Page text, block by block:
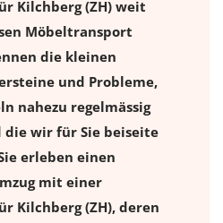
Kilchberg (ZH) weit
Möbeltransport
die kleinen
und Probleme,
nahezu regelmässig
wir für Sie beiseite
erleben einen
mit einer
Kilchberg (ZH), deren